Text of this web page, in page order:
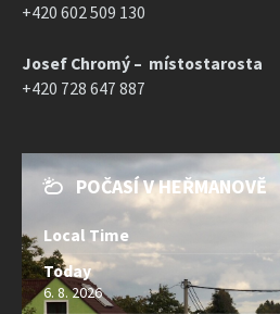
+420 602 509 130
Josef Chromý – místostarosta
+420 728 647 887
POČASÍ V HEŘMANOVĚ
Local Time
Today
6. 8. 2026